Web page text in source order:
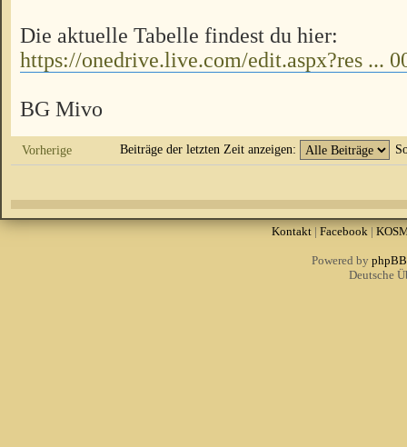
Die aktuelle Tabelle findest du hier:
https://onedrive.live.com/edit.aspx?res ...
BG Mivo
Vorherige Beiträge der letzten Zeit anzeigen:
Kontakt| Facebook|
Powered by phpBB
Deutsche